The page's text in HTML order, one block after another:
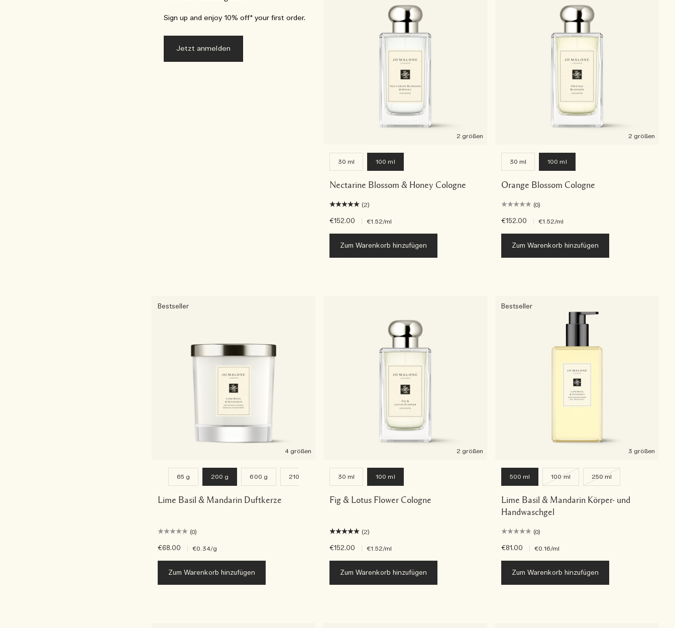
Sign up and enjoy 10% off* your first order.
Jetzt anmelden
2 größen
30 ml 100 ml
Nectarine Blossom & Honey Cologne
(2)
€152.00 €1.52/ml
Zum Warenkorb hinzufügen
2 größen
30 ml 100 ml
Orange Blossom Cologne
(0)
€152.00 €1.52/ml
Zum Warenkorb hinzufügen
Bestseller
4 größen
65 g 200 g 600 g 2100 g
Lime Basil & Mandarin Duftkerze
(0)
€68.00 €0.34/g
Zum Warenkorb hinzufügen
2 größen
30 ml 100 ml
Fig & Lotus Flower Cologne
(2)
€152.00 €1.52/ml
Zum Warenkorb hinzufügen
Bestseller
3 größen
500 ml 100 ml 250 ml
Lime Basil & Mandarin Körper- und
Handwaschgel
(0)
€81.00 €0.16/ml
Zum Warenkorb hinzufügen